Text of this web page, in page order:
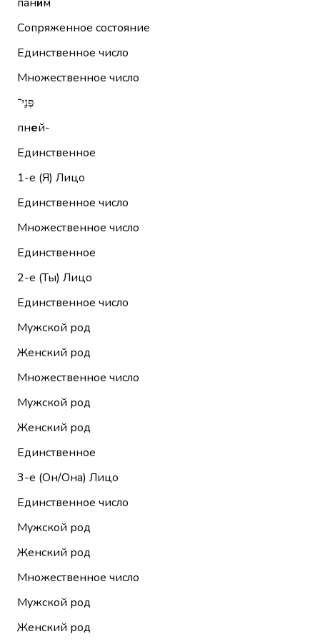
Сопряженное состояние
Единственное число
Множественное число
פְּנֵי־
пней-
Единственное
1-е (Я) Лицо
Единственное число
Множественное число
Единственное
2-е (Ты) Лицо
Единственное число
Мужской род
Женский род
Множественное число
Мужской род
Женский род
Единственное
3-е (Он/Она) Лицо
Единственное число
Мужской род
Женский род
Множественное число
Мужской род
Женский род